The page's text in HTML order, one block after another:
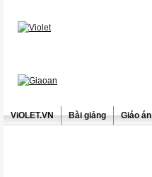
ViOLET.VN Bài giảng Giáo án